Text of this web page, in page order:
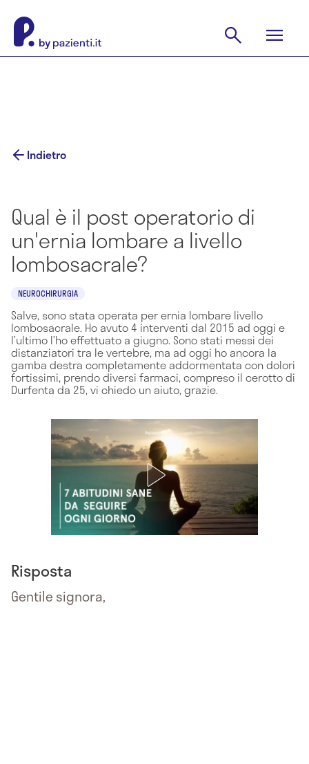
Indietro
Qual è il post operatorio di
un'ernia lombare a livello
lombosacrale?
NEUROCHIRURGIA
Salve, sono stata operata per ernia lombare livello
lombosacrale. Ho avuto 4 interventi dal 2015 ad oggi e
l’ultimo l’ho effettuato a giugno. Sono stati messi dei
distanziatori tra le vertebre, ma ad oggi ho ancora la
gamba destra completamente addormentata con dolori
fortissimi, prendo diversi farmaci, compreso il cerotto di
Durfenta da 25, vi chiedo un aiuto, grazie.
Risposta
Gentile signora,